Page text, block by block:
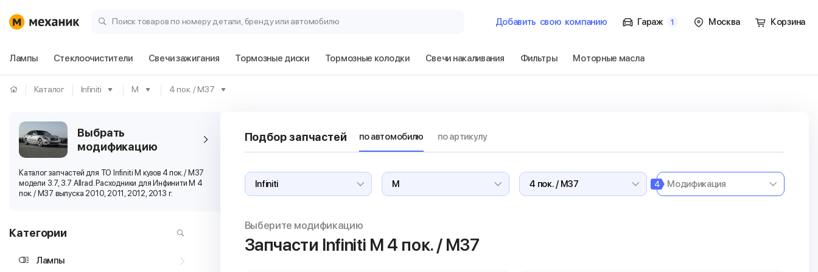
Поиск товаров по номеру детали, бренду или автомобилю Добавить свою компанию Гараж 1
Гараж
Москва Корзина
Лампы Стеклоочистители Свечи зажигания Тормозные диски Тормозные колодки Свечи накаливания Фильтры Моторные масла
Каталог Infiniti M 4 пок. / M37
Выбрать
модификацию
Каталог запчастей для ТО Infiniti M кузов 4 пок. / M37
модели 3.7, 3.7 Allrad. Расходники для Инфинити М 4
пок. / M37 выпуска 2010, 2011, 2012, 2013 г.
Категории
Лампы
Подбор запчастей по автомобилю по артикулу
4
Выберите модификацию
Запчасти Infiniti M 4 пок. / M37